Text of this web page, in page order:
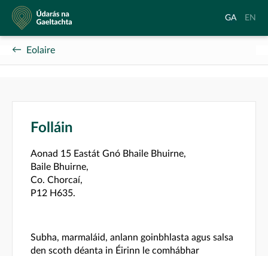
Údarás
na
Gaeltachta
Aistrigh
Gaeilge
GA
to
EN
Eolaire
Folláin
Aonad 15 Eastát Gnó Bhaile Bhuirne,
Baile Bhuirne,
Co. Chorcaí,
P12 H635.
Subha, marmaláid, anlann goinbhlasta agus salsa
den scoth déanta in Éirinn le comhábhar